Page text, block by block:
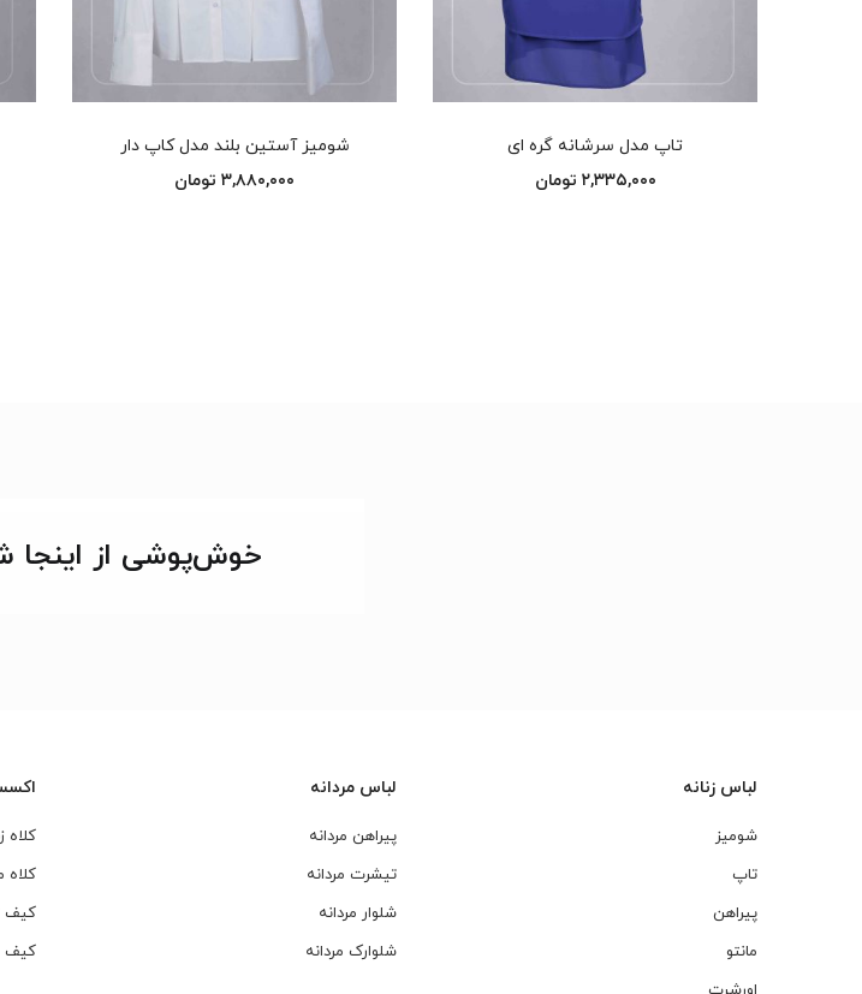
شومیز آستین بلند مدل کاپ دار
۳,۸۸۰,۰۰۰ تومان
تاپ مدل سرشانه گره ای
۲,۳۳۵,۰۰۰ تومان
انتخاب گزینه‌ها
خوش‌پوشی از اینجا
کلاه
کلاه
کیف
کیف
لباس مردانه
پیراهن مردانه
تیشرت مردانه
شلوار مردانه
شلوارک مردانه
لباس زنانه
شومیز
تاپ
پیراهن
مانتو